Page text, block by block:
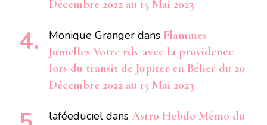
Décembre 2022 au 15 Mai 2023
Monique Granger dans Flammes
Jumelles Votre rdv avec la providence
lors du transit de Jupiter en Bélier du 20
Décembre 2022 au 15 Mai 2023
laféeduciel dans Astro Hebdo Mémo du